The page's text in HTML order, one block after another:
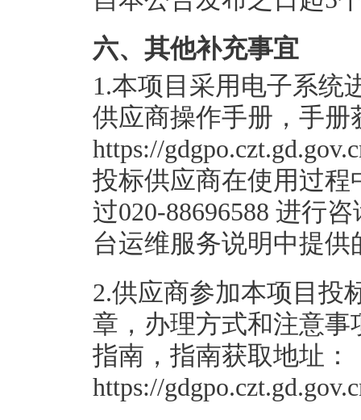
六、其他补充事宜
1.本项目采用电子系统
供应商操作手册，手册
https://
投标供应商在使用过
过020-88696588 进行
台运维服务说明中提
2.供应商参加本项目投
章，办理方式和注意
指南，指南获取地址：
https://